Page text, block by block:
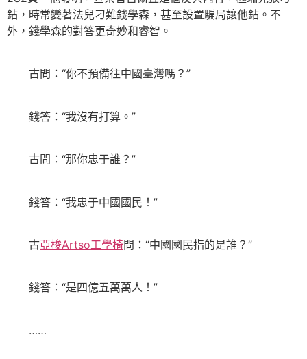
鉆，時常變著法兒刁難錢學森，甚至設置騙局讓他鉆。不
外，錢學森的對答更奇妙和睿智。
古問：“你不預備往中國臺灣嗎？”
錢答：“我沒有打算。”
古問：“那你忠于誰？”
錢答：“我忠于中國國民！”
古亞梭Artso工學椅問：“中國國民指的是誰？”
錢答：“是四億五萬萬人！”
……